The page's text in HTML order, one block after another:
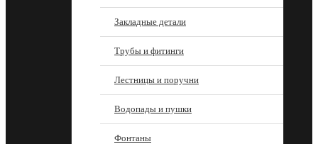
Закладные детали
Трубы и фитинги
Лестницы и поручни
Водопады и пушки
Фонтаны